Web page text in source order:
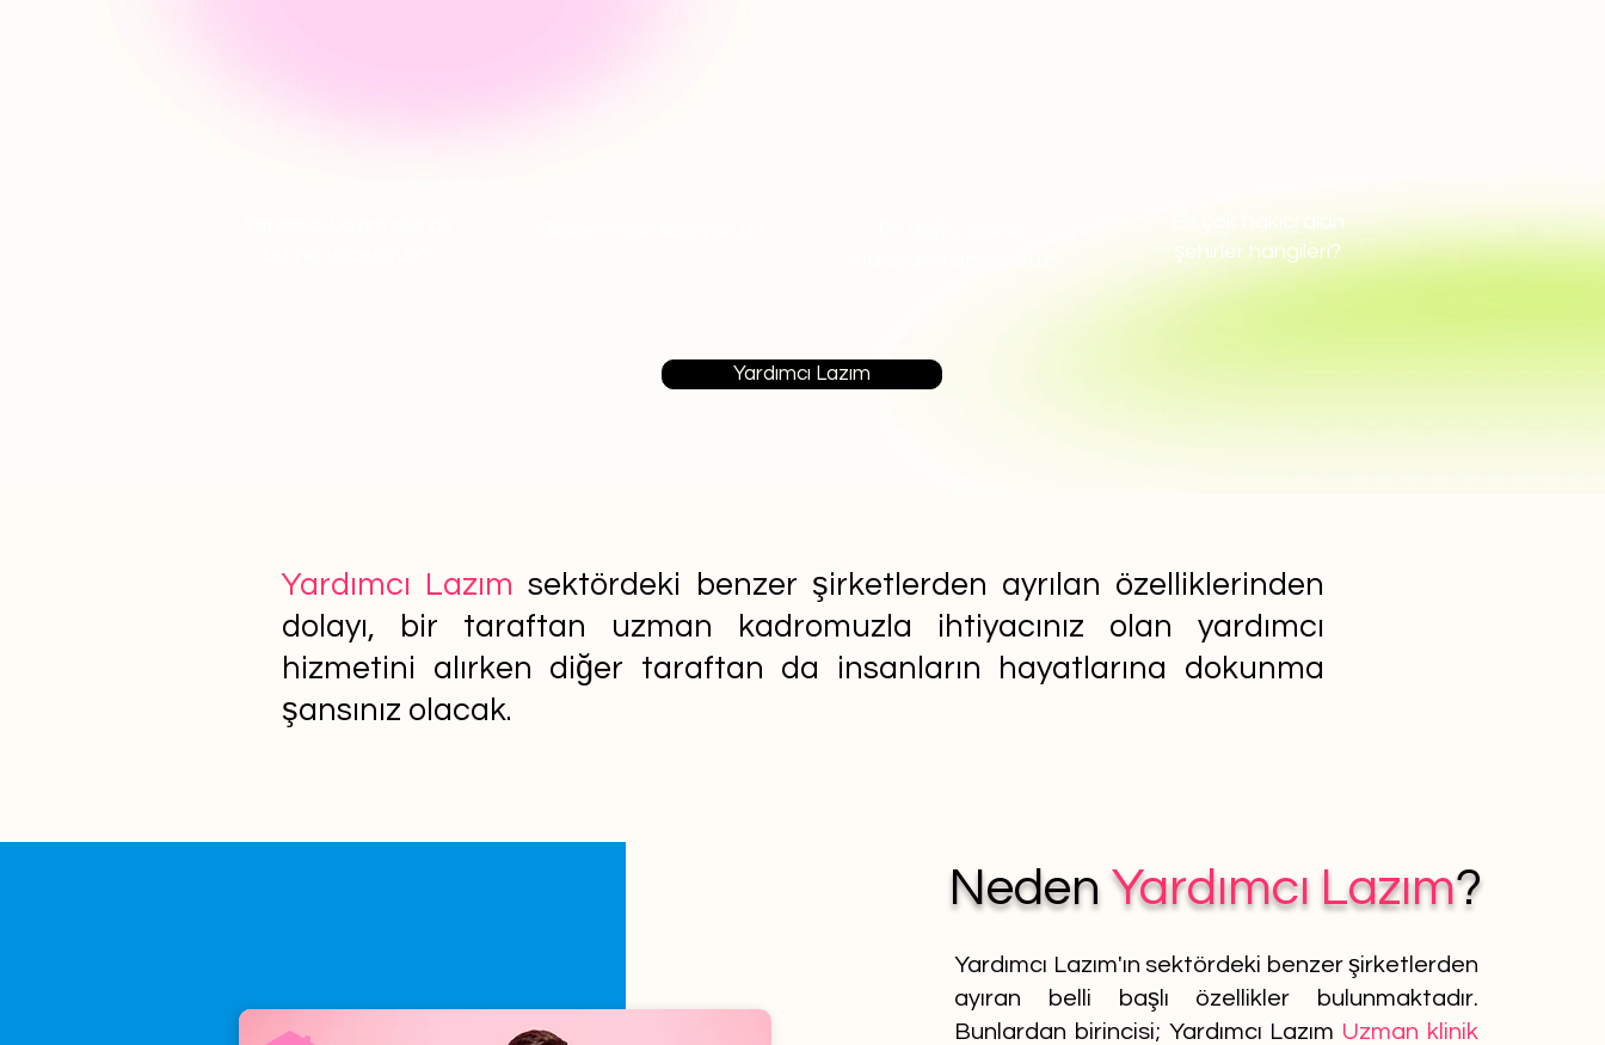
En çok bakıcı alan
şehirler hangileri?
Yardımcı Lazım
Yardımcı Lazım sektördeki benzer şirketlerden ayrılan özelliklerinden
dolayı, bir taraftan uzman kadromuzla ihtiyacınız olan yardımcı
hizmetini alırken diğer taraftan da insanların hayatlarına dokunma
şansınız olacak.
Neden Yardımcı Lazım?
Yardımcı Lazım'ın sektördeki benzer şirketlerden
ayıran belli başlı özellikler bulunmaktadır.
Bunlardan birincisi; Yardımcı Lazım Uzman klinik